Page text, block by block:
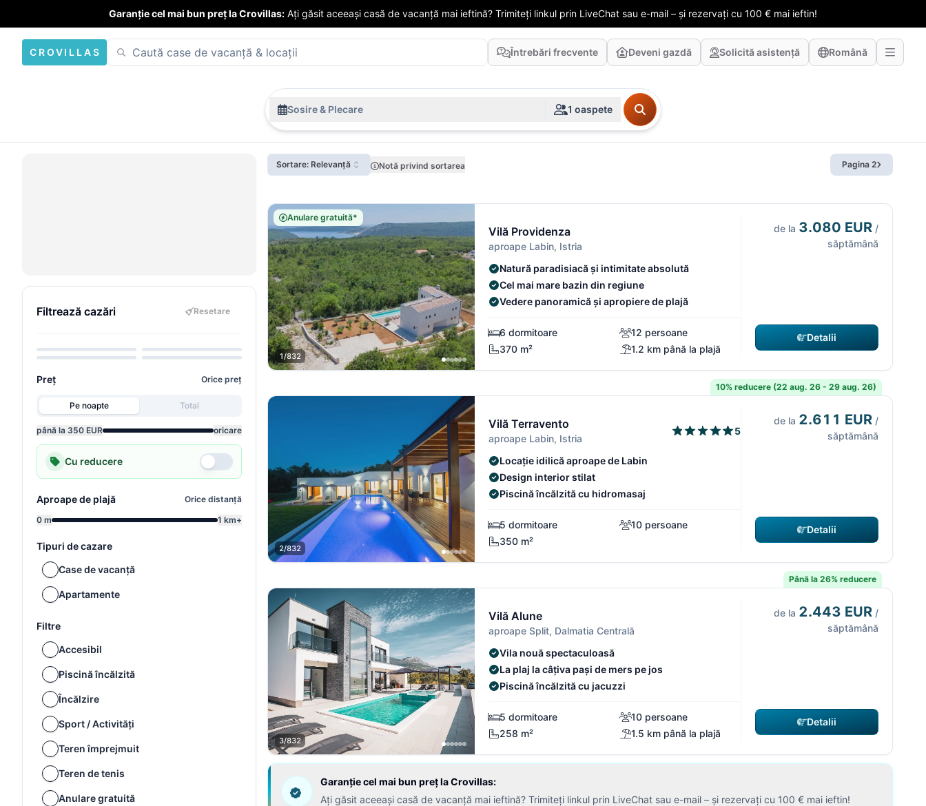
Garanție cel mai bun preț la Crovillas: Ați găsit aceeași casă de vacanță mai ieftină? Trimiteți linkul prin LiveChat sau e-mail – și rezervați cu 100 € mai ieftin!
CROVILLAS Întrebări frecvente Deveni gazdă Solicită asistență Română
Sosire & Plecare 1 oaspete
Deschide
Filtrează cazări Resetare
Animale de
Preț Orice preț
Pe noapte Total
până la 350 EUR oricare
Cu reducere
Aproape de plajă
Orice distanță
0 m
1 km+
Tipuri de cazare
Case de vacanță
Apartamente
Filtre
Accesibil
Piscină încălzită
Încălzire
Sport / Activități
Teren împrejmuit
Teren de tenis
Anulare gratuită
Sortare: Relevanță Notă privind sortarea Pagina 2
Anulare gratuită*
1/832
Vilă Providenza
aproape Labin, Istria
Natură paradisiacă și intimitate absolută
Cel mai mare bazin din regiune
Vedere panoramică și apropiere de plajă
6 dormitoare
12 persoane
370 m²
1.2 km până la plajă
de la 3.080 EUR /
săptămână
Detalii
10% reducere (22 aug. 26 - 29 aug. 26)
2/832
Vilă Terravento
aproape Labin, Istria
5
Locație idilică aproape de Labin
Design interior stilat
Piscină încălzită cu hidromasaj
5 dormitoare
10 persoane
350 m²
de la 2.611 EUR /
săptămână
Detalii
Până la 26% reducere
3/832
Vilă Alune
aproape Split, Dalmatia Centrală
Vila nouă spectaculoasă
La plaj la câțiva pași de mers pe jos
Piscină încălzită cu jacuzzi
5 dormitoare
10 persoane
258 m²
1.5 km până la plajă
de la 2.443 EUR /
săptămână
Detalii
Garanție cel mai bun preț la Crovillas:
Ați găsit aceeași casă de vacanță mai ieftină? Trimiteți linkul prin LiveChat sau e-mail – și rezervați cu 100 € mai ieftin!